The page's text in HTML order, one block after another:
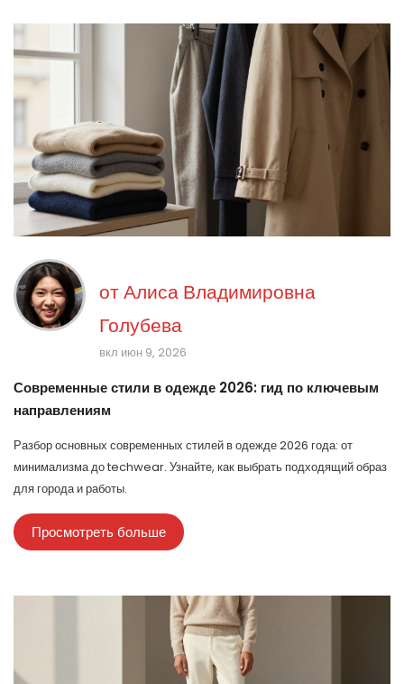
отАлиса Владимировна
Голубева
вкл июн 9, 2026
Современные стили в одежде 2026: гид по ключевым
направлениям
Разбор основных современных стилей в одежде 2026 года: от
минимализма до techwear. Узнайте, как выбрать подходящий образ
для города и работы.
Просмотреть больше